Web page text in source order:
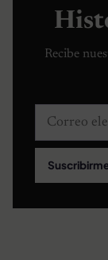
Recibe
Correo